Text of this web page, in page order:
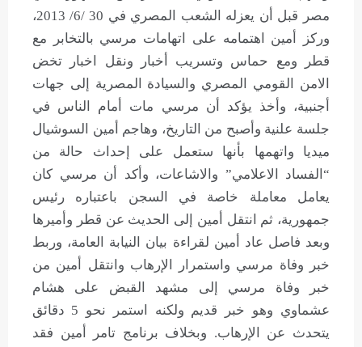
مصر قبل أن يعزله الشعب المصري في 30 /6/ 2013،
وركز أمين اهتمامه على اتهامات مرسي بالتخابر مع
قطر ومع حماس وتسريب أخبار ونقل اخبار تخض
اﻻمن القومي المصري والسيادة المصرية إلى جهات
أجنبية، وأخذ يؤكد أن مرسي مات أمام الناس في
جلسة علنية وأصبح من التاريخ، وهاجم أمين السوشيال
ميديا واتهمها بأنها ستعمل على إحداث حالة من
“الفساد اﻻعلامي” واﻻشاعات، وأكد أن مرسي كان
يعامل معاملة خاصة في السجن باعتباره رئيس
جمهورية، ثم انتقل أمين إلى الحديث عن قطر وأميرها
وبعد فاصل عاد أمين لقراءة بيان النيابة العامة، وربط
خبر وفاة مرسي واستمرار الإرهاب وانتقل أمين من
خبر وفاة مرسي إلى مشهد القبض على هشام
عشماوي وهو خبر قديم ولكنه استمر نحو 5 دقائق
يتحدث عن الإرهاب. وبخلاف برنامج تامر أمين فقد